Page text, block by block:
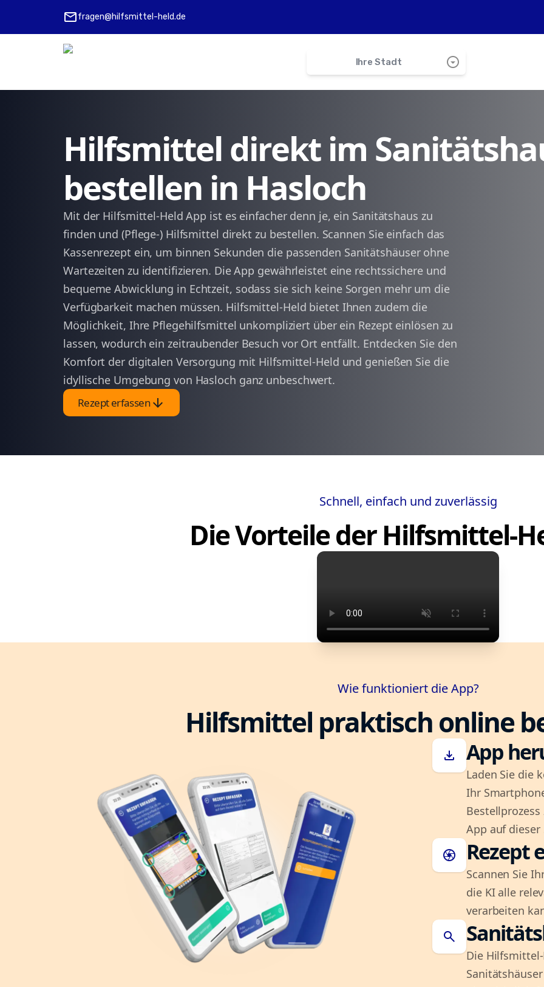
mailfragen@hilfsmittel-held.de
Ihre Stadt arrow_drop_down_circle
Kreuzwertheim
Wertheim
Esselbach
Bischbrunn
arrow_back 1 arrow_forward
Hilfsmittel direkt im
bestellen in Hasloch
Mit der Hilfsmittel-Held App ist es einfacher denn je, ein Sanitätshaus zu
finden und (Pflege-) Hilfsmittel direkt zu bestellen. Scannen Sie einfach das
Kassenrezept ein, um binnen Sekunden die passenden Sanitätshäuser ohne
Wartezeiten zu identifizieren. Die App gewährleistet eine rechtssichere und
bequeme Abwicklung in Echtzeit, sodass sie sich keine Sorgen mehr um die
Verfügbarkeit machen müssen. Hilfsmittel-Held bietet Ihnen zudem die
Möglichkeit, Ihre Pflegehilfsmittel unkompliziert über ein Rezept einlösen zu
lassen, wodurch ein zeitraubender Besuch vor Ort entfällt. Entdecken Sie den
Komfort der digitalen Versorgung mit Hilfsmittel-Held und genießen Sie die
idyllische Umgebung von Hasloch ganz unbeschwert.
Rezept erfassenarrow_downward
Schnell, einfach und zuverlässig
Die Vorteile der Hilfsmittel-
Wie funktioniert die App?
Hilfsmittel praktisch online
download App
Laden Sie die
Ihr
App auf dieser
camera Rezept
Scannen Sie
die KI alle
verarbeiten
search
Die